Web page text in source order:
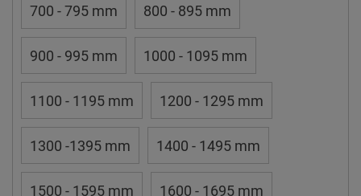
700 - 795 mm 800 - 895 mm
900 - 995 mm 1000 - 1095 mm
1100 - 1195 mm 1200 - 1295 mm
1300 -1395 mm 1400 - 1495 mm
1500 - 1595 mm 1600 - 1695 mm